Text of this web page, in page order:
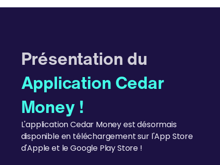
Présentation du
Application Cedar
Money !
L'application Cedar Money est désormais
disponible en téléchargement sur l'App Store
d'Apple et le Google Play Store !